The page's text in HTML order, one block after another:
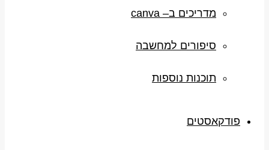
מדריכים ב– canva
סיפורים למחשבה
תוכנות נוספות
פודקאסטים